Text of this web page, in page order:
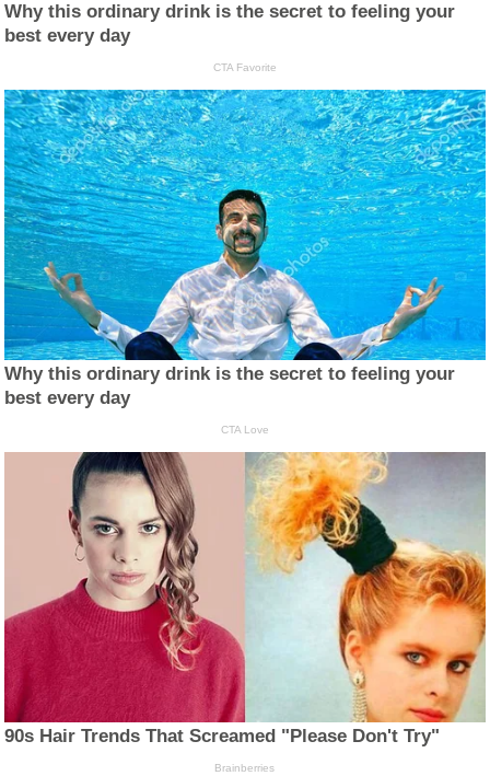
Why this ordinary drink is the secret to feeling your
best every day
CTA Favorite
Why this ordinary drink is the secret to feeling your
best every day
CTA Love
90s Hair Trends That Screamed "Please Don't Try"
Brainberries